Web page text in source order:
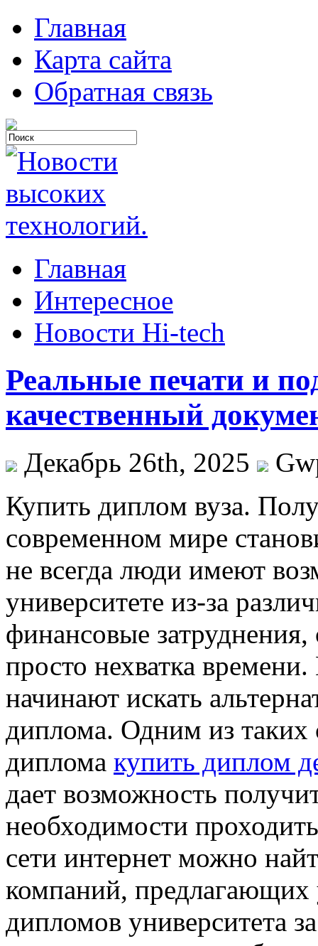
Главная
Карта сайта
Обратная связь
Главная
Интересное
Новости Hi-tech
Реальные печати и
качественный
Декабрь 26th, 2025
Купить диплoм вузa.
современном мире
не всегда люди имеют
университете из-за
финансовые затруднения,
просто нехватка
начинают искать
диплома. Одним из таких
диплома купить диплом
дает возможность
необходимости
сети интернет можно
компаний, предлагающих
дипломов университета